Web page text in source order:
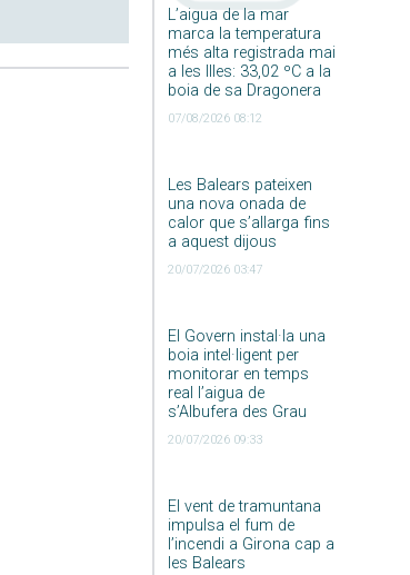
L’aigua de la mar
marca la temperatura
més alta registrada mai
a les Illes: 33,02 ºC a la
boia de sa Dragonera
07/08/2026 08:12
Les Balears pateixen
una nova onada de
calor que s’allarga fins
a aquest dijous
20/07/2026 03:47
El Govern instal·la una
boia intel·ligent per
monitorar en temps
real l’aigua de
s’Albufera des Grau
20/07/2026 09:33
El vent de tramuntana
impulsa el fum de
l’incendi a Girona cap a
les Balears